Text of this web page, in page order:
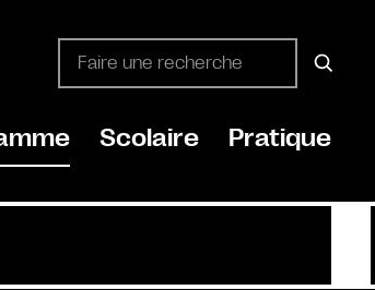
Scolaire Pratique